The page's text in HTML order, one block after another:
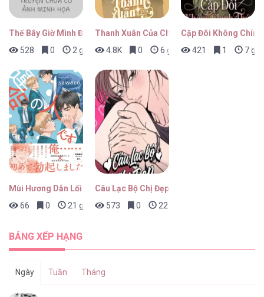
Thế Bây Giờ Mình Đứng Vị Trí Thứ Mấy?
528
0 2 giờ trước
Thanh Xuân Của Chúng Ta
4.8K
0 6 giờ trước
Cặp Đôi Không
421
1 7
Mùi Hương Dẫn Lối, Định Mệnh Giao Thoa
66
0 21 giờ trước
Câu Lạc Bộ Chị Đẹp
573
0 22 giờ trước
BẢNG XẾP HẠNG
Ngày Tuần Tháng